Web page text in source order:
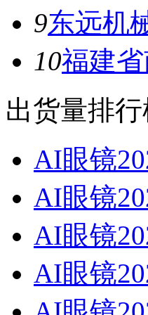
9东远机
10福建
出货量排
AI眼镜
AI眼镜
AI眼镜
AI眼镜